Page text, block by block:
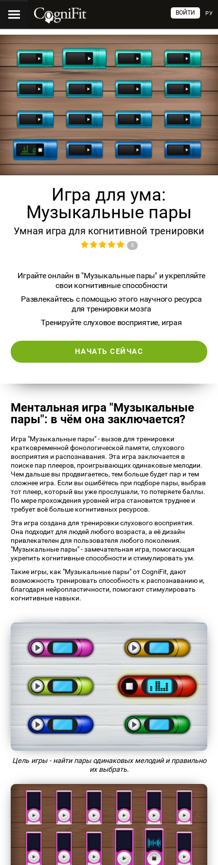
РУ
ВОЙТИ
Игра для ума:
Музыкальные пары
Умная игра для когнитивной тренировки
5
Играйте онлайн в "Музыкальные пары" и укрепляйте
свои когнитивные способности
Развлекайтесь с помощью этого научного ресурса
для тренировки мозга
Тренируйте слуховое восприятие, играя
НАЧАТЬ СЕЙЧАС
Ментальная игра "Музыкальные
пары": в чём она заключается?
Игра "Музыкальные пары" - вызов для тренировки
кратковременной фонологической памяти, слухового
восприятия и распознавания. Эта игра заключается в
поиске пар плееров, проигрывающих одинаковые мелодии.
Чем дальше вы продвигаетесь, тем больше будет пар и тем
сложнее игра. Если вы ошибётесь при подборе пары, выбрав
тот плеер, который вы уже прослушали, то потеряете баллы.
По мере прохождения уровней игра становится труднее и
требует всё больше когнитивных ресурсов.
Эта игра создана для тренировки слухового восприятия.
Она подходит для людей любого возраста, а её дизайн
привлекателен для пользователя любого поколения.
"Музыкальные пары" - замечательная игра, помогающая
укрепить когнитивные способности и стимулировать ум.
Такие игры, как "Музыкальные пары" от CogniFit, дают
возможность тренировать способность к распознаванию и,
благодаря нейропластичности, помогают стимулировать
когнитивные навыки.
Цель игры - найти пары одинаковых мелодий и правильно
их выбрать.